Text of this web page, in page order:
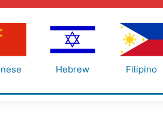
Hebrew Filipino